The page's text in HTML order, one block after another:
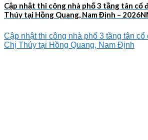
Cập nhật thi công nhà phố 3 tầng tân cổ
Thúy tại Hồng Quang, Nam Định –
Cập nhật thi công nhà phố 3 tầng tân cổ
Chị Thúy tại Hồng Quang, Nam Định